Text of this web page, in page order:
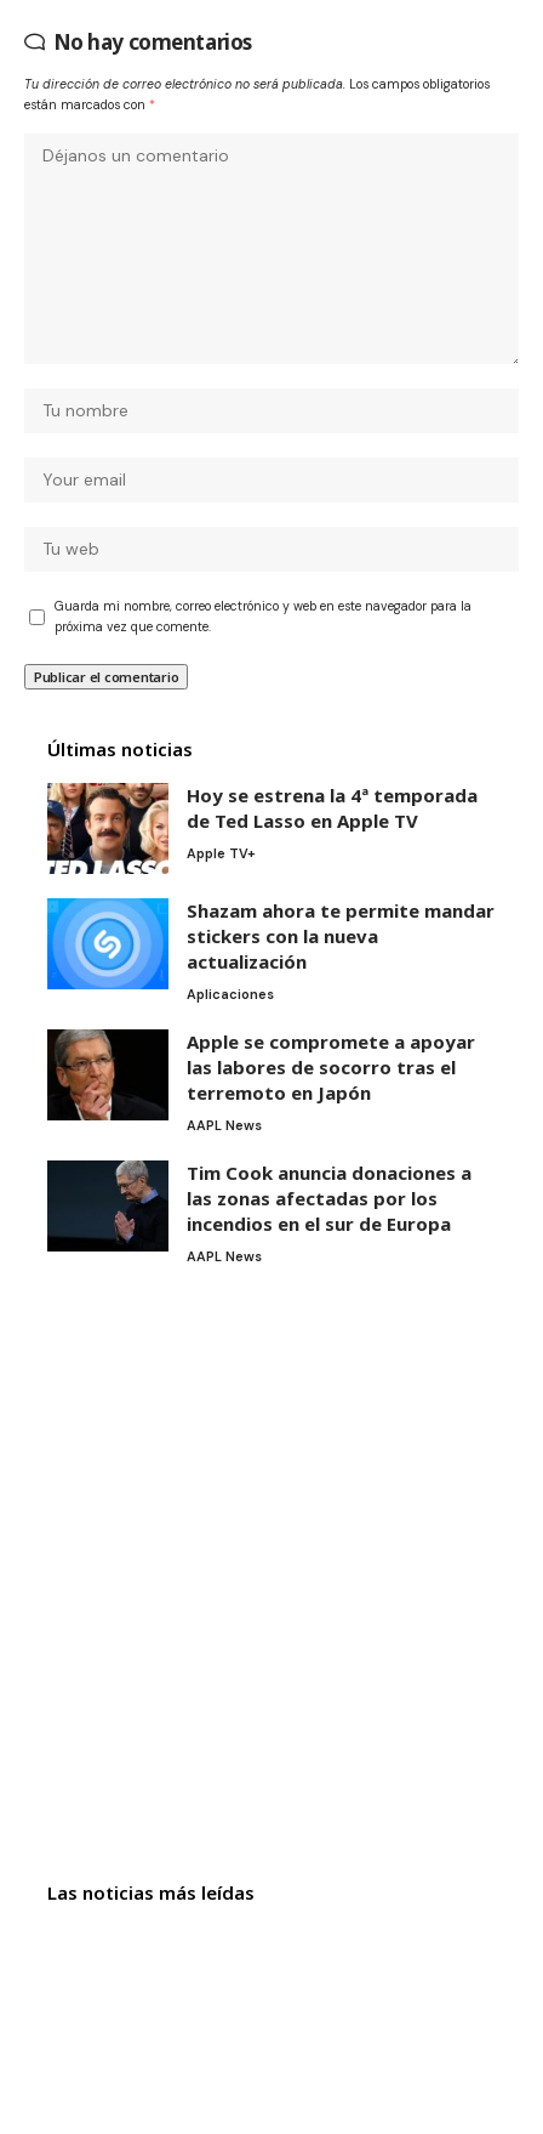
No hay comentarios
Tu dirección de correo electrónico no será publicada. Los campos obligatorios
están marcados con *
Guarda mi nombre, correo electrónico y web en este navegador para la
próxima vez que comente.
Últimas noticias
Hoy se estrena la 4ª temporada
de Ted Lasso en Apple TV
Apple TV+
Shazam ahora te permite mandar
stickers con la nueva
actualización
Aplicaciones
Apple se compromete a apoyar
las labores de socorro tras el
terremoto en Japón
AAPL News
Tim Cook anuncia donaciones a
las zonas afectadas por los
incendios en el sur de Europa
AAPL News
Las noticias más leídas